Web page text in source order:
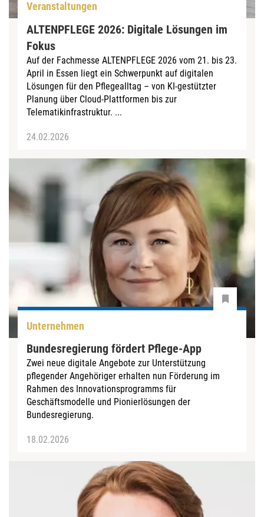
Veranstaltungen
ALTENPFLEGE 2026: Digitale Lösungen im
Fokus
Auf der Fachmesse ALTENPFLEGE 2026 vom 21. bis 23.
April in Essen liegt ein Schwerpunkt auf digitalen
Lösungen für den Pflegealltag – von KI-gestützter
Planung über Cloud-Plattformen bis zur
Telematikinfrastruktur. ...
24.02.2026
Unternehmen
Bundesregierung fördert Pflege-App
Zwei neue digitale Angebote zur Unterstützung
pflegender Angehöriger erhalten nun Förderung im
Rahmen des Innovationsprogramms für
Geschäftsmodelle und Pionierlösungen der
Bundesregierung.
18.02.2026